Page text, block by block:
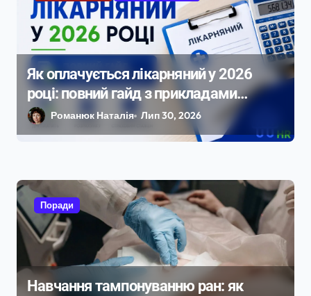
Як оплачується лікарняний у 2026
році: повний гайд з прикладами
розрахунку
Романюк Наталія Лип 30, 2026
Поради
Навчання тампонуванню ран: як